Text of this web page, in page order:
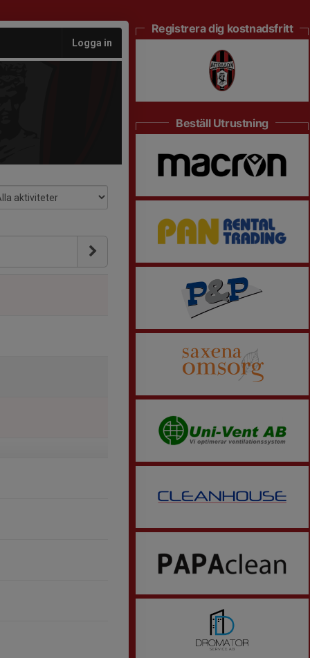
Logga in
Registrera dig kostnadsfritt
Beställ Utrustning